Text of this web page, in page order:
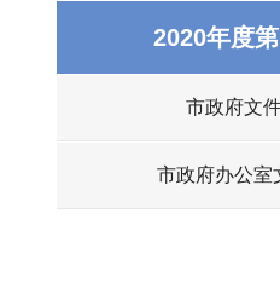
2020年度
市政府文
市政府办公室